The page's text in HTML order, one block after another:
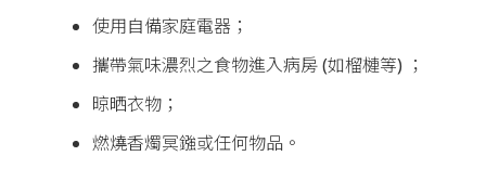
使用自備家庭電器；
攜帶氣味濃烈之食物進入病房 (如榴槤等) ；
晾晒衣物；
燃燒香燭冥鏹或任何物品。